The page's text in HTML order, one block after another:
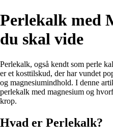
Perlekalk med
du skal vide
Perlekalk, også kendt som perle
er et kosttilskud, der har vundet
og magnesiumindhold. I denne
perlekalk med magnesium og
krop.
Hvad er Perlekalk?